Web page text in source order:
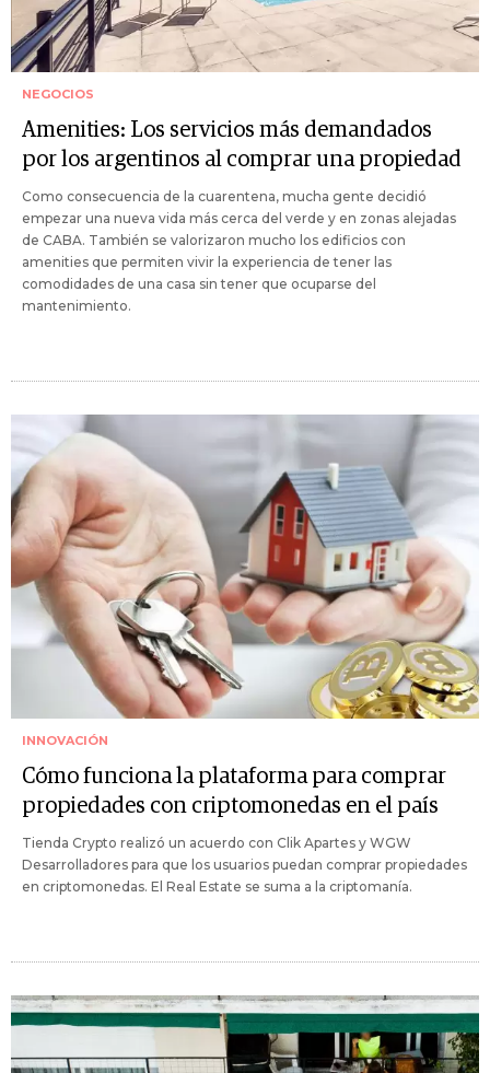
NEGOCIOS
Amenities: Los servicios más demandados
por los argentinos al comprar una propiedad
Como consecuencia de la cuarentena, mucha gente decidió
empezar una nueva vida más cerca del verde y en zonas alejadas
de CABA. También se valorizaron mucho los edificios con
amenities que permiten vivir la experiencia de tener las
comodidades de una casa sin tener que ocuparse del
mantenimiento.
INNOVACIÓN
Cómo funciona la plataforma para comprar
propiedades con criptomonedas en el país
Tienda Crypto realizó un acuerdo con Clik Apartes y WGW
Desarrolladores para que los usuarios puedan comprar propiedades
en criptomonedas. El Real Estate se suma a la criptomanía.